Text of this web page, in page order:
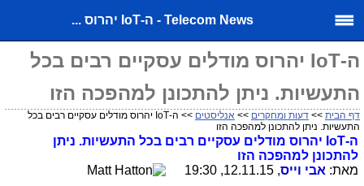
Telecom News - ה-IoT יהרוס ...
ה-IoT יהרוס מודלים עסקיים רבים בכל
התעשיות. ניתן להתכונן למהפכה הזו
דף הבית >> דעות ומחקרים >> אנליסטים
>> ה-IoT יהרוס מודלים עסקיים רבים בכל
התעשיות. ניתן להתכונן למהפכה הזו
ה-IoT יהרוס מודלים עסקיים רבים בכל התעשיות. ניתן
להתכונן למהפכה הזו
מאת: אבי וייס, 12.11.15, 19:30